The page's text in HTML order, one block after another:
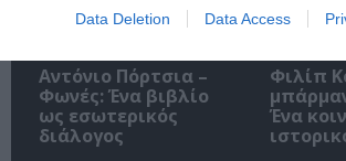
Data Deletion Data Access
Αντόνιο Πόρτσια –
Φωνές: Ένα βιβλίο
ως εσωτερικός
διάλογος
Φιλίπ
Ένα